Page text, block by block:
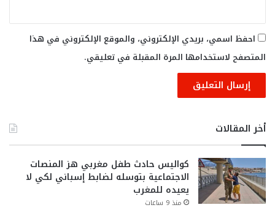
احفظ اسمي، بريدي الإلكتروني، والموقع الإلكتروني في هذا
المتصفح لاستخدامها المرة المقبلة في تعليقي.
أخر المقالات
كواليس حادث طفل مغربي هز المنصات
الاجتماعية بتوسله لضابط إسباني لكي لا
يعيده للمغرب
منذ 9 ساعات